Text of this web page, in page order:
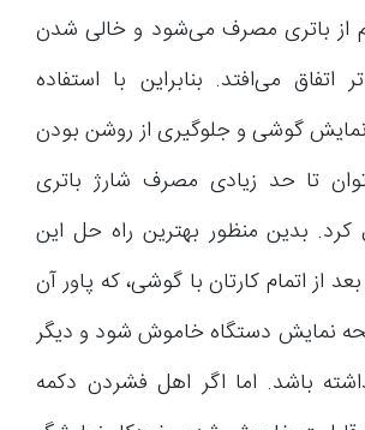
از باتری مصرف می‌شود و خالی شدن
اتفاق می‌افتد. بنابراین با استفاده
گوشی و جلوگیری از روشن بودن
تا حد زیادی مصرف شارژ باتری
کرد. بدین منظور بهترین راه حل این
از اتمام کارتان با گوشی، که پاور آن
نمایش دستگاه خاموش شود و دیگر
باشد. اما اگر اهل فشردن دکمه